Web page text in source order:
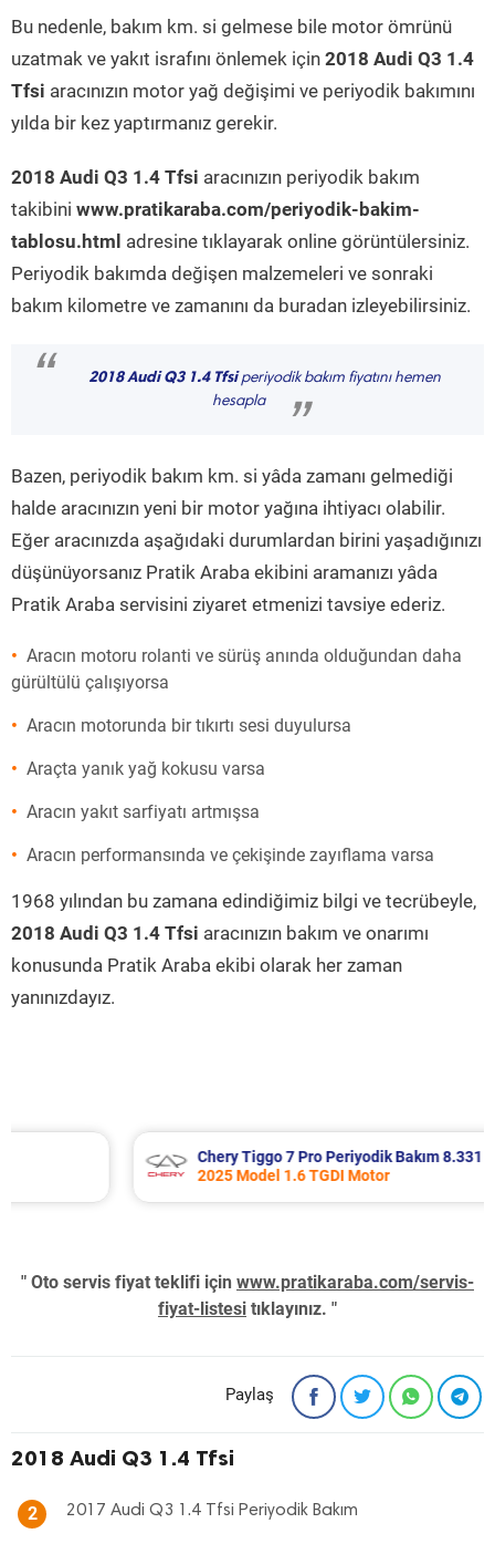
Bu nedenle, bakım km. si gelmese bile motor ömrünü
uzatmak ve yakıt israfını önlemek için 2018 Audi Q3 1.4
Tfsi aracınızın motor yağ değişimi ve periyodik bakımını
yılda bir kez yaptırmanız gerekir.
2018 Audi Q3 1.4 Tfsi aracınızın periyodik bakım
takibini www.pratikaraba.com/periyodik-bakim-
tablosu.html adresine tıklayarak online görüntülersiniz.
Periyodik bakımda değişen malzemeleri ve sonraki
bakım kilometre ve zamanını da buradan izleyebilirsiniz.
“ 2018 Audi Q3 1.4 Tfsiperiyodik bakım fiyatını hemen
hesapla
”
Bazen, periyodik bakım km. si yâda zamanı gelmediği
halde aracınızın yeni bir motor yağına ihtiyacı olabilir.
Eğer aracınızda aşağıdaki durumlardan birini yaşadığınızı
düşünüyorsanız Pratik Araba ekibini aramanızı yâda
Pratik Araba servisini ziyaret etmenizi tavsiye ederiz.
Aracın motoru rolanti ve sürüş anında olduğundan daha
gürültülü çalışıyorsa
Aracın motorunda bir tıkırtı sesi duyulursa
Araçta yanık yağ kokusu varsa
Aracın yakıt sarfiyatı artmışsa
Aracın performansında ve çekişinde zayıflama varsa
1968 yılından bu zamana edindiğimiz bilgi ve tecrübeyle,
2018 Audi Q3 1.4 Tfsi aracınızın bakım ve onarımı
konusunda Pratik Araba ekibi olarak her zaman
yanınızdayız.
Chery Tiggo 7 Pro Periyodik Bakım 8.331 TL
2025 Model 1.6 TGDI Motor
" Oto servis fiyat teklifi için www.pratikaraba.com/servis-
fiyat-listesi tıklayınız. "
Paylaş
2018 Audi Q3 1.4 Tfsi
2 2017 Audi Q3 1.4 Tfsi Periyodik Bakım